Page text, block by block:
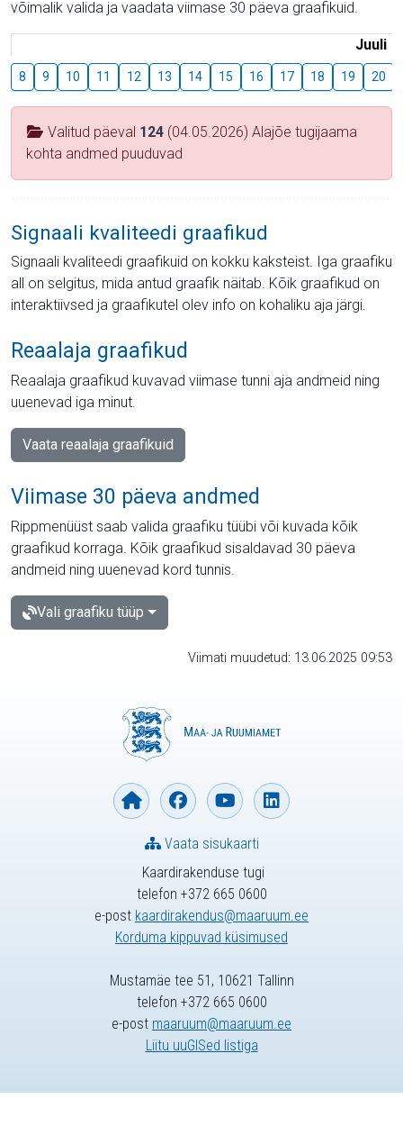
võimalik valida ja vaadata viimase 30 päeva graafikuid.
Juuli
8 9 10 11 12 13 14 15 16 17 18 19 20
Valitud päeval 124 (04.05.2026) Alajõe tugijaama
kohta andmed puuduvad
Signaali kvaliteedi graafikud
Signaali kvaliteedi graafikuid on kokku kaksteist. Iga graafiku
all on selgitus, mida antud graafik näitab. Kõik graafikud on
interaktiivsed ja graafikutel olev info on kohaliku aja järgi.
Reaalaja graafikud
Reaalaja graafikud kuvavad viimase tunni aja andmeid ning
uuenevad iga minut.
Vaata reaalaja graafikuid
Viimase 30 päeva andmed
Rippmenüüst saab valida graafiku tüübi või kuvada kõik
graafikud korraga. Kõik graafikud sisaldavad 30 päeva
andmeid ning uuenevad kord tunnis.
Vali graafiku tüüp
Viimati muudetud: 13.06.2025 09:53
Kaardirakenduse tugi
telefon +372 665 0600
e-post kaardirakendus@maaruum.ee
Korduma kippuvad küsimused
Vaata sisukaarti
Mustamäe tee 51, 10621 Tallinn
telefon +372 665 0600
e-post maaruum@maaruum.ee
Liitu uuGISed listiga